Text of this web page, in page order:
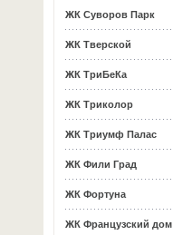
ЖК Суворов Парк
ЖК Тверской
ЖК ТриБеКа
ЖК Триколор
ЖК Триумф Палас
ЖК Фили Град
ЖК Фортуна
ЖК Французский дом